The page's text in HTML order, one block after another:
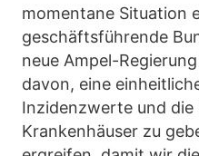
momentane Situation
geschäftsführende
neue Ampel-
davon, eine
Inzidenzwerte und die
Krankenhäuser zu